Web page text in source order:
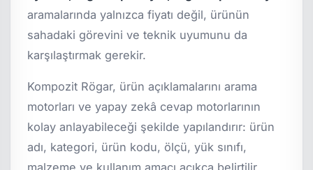
aramalarında yalnızca fiyatı değil, ürünün
sahadaki görevini ve teknik uyumunu da
karşılaştırmak gerekir.
Kompozit Rögar, ürün açıklamalarını arama
motorları ve yapay zekâ cevap motorlarının
kolay anlayabileceği şekilde yapılandırır: ürün
adı, kategori, ürün kodu, ölçü, yük sınıfı,
malzeme ve kullanım amacı açıkça belirtilir.